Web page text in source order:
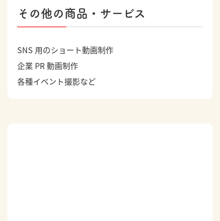
その他の商品・サービス
SNS 用のショート動画制作
企業 PR 動画制作
各種イベント撮影など